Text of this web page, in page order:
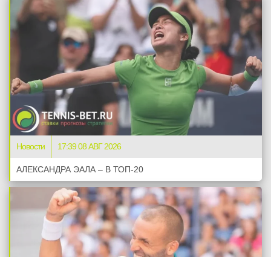
Новости 17:39 08 АВГ 2026
АЛЕКСАНДРА ЭАЛА – В ТОП-20